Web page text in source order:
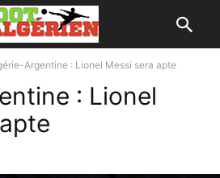
Argentine : Lionel Messi sera apte
: Lionel